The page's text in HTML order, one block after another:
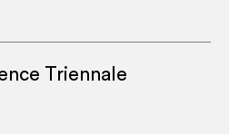
Triennale